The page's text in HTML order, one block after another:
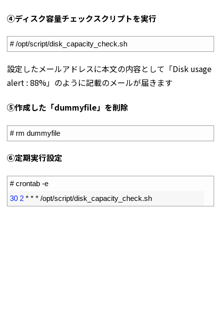
④ディスク容量チェックスクリプトを実行
# /opt/script/disk_capacity_check.sh
設定したメールアドレスに本文の内容として「Disk usage
alert : 88%」のように記載のメールが届きます
⑤作成した「dummyfile」を削除
# rm dummyfile
⑥定期実行設定
# crontab -e
30 2 * * * /opt/script/disk_capacity_check.sh